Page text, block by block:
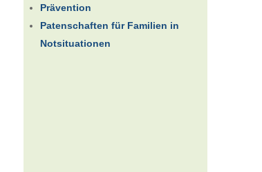
Prävention
Patenschaften für Familien in
Notsituationen